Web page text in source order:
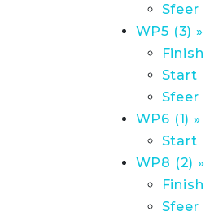
Sfeer
WP5 (3) »
Finish
Start
Sfeer
WP6 (1) »
Start
WP8 (2) »
Finish
Sfeer